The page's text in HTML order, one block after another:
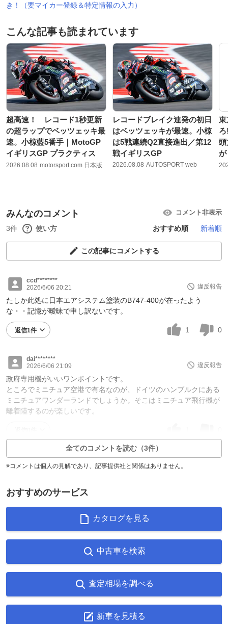
き！（要マイカー登録＆特定情報の入力）
こんな記事も読まれています
超高速！ レコード1秒更新
の超ラップでベッツェッキ最
速。小椋藍5番手｜MotoGP
イギリスGP プラクティス
2026.08.08 motorsport.com 日本版
レコードブレイク連発の初日
はベッツェッキが最速。小椋
は5戦連続Q2直接進出／第12
戦イギリスGP
2026.08.08 AUTOSPORT web
東
頭
みんなのコメント コメント非表示
3件 使い方 おすすめ順 新着順
この記事にコメントする
ccd********
2026/6/06 20:21
違反報告
たしか此処に日本エアシステム塗装のB747-400が在ったよう
な・・記憶が曖昧で申し訳ないです。
返信1件 1 0
dai********
2026/6/06 21:09
違反報告
政府専用機がいいワンポイントです。
ところでミニチュア空港で有名なのが、ドイツのハンブルクにある
ミニチュアワンダーランドでしょうか。そこはミニチュア飛行機が
離着陸するのが楽しいです。
全てのコメントを読む（3件）
※コメントは個人の見解であり、記事提供社と関係はありません。
おすすめのサービス
カタログを見る
中古車を検索
査定相場を調べる
新車を見積る